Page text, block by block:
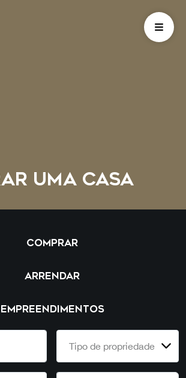
UMA CASA
COMPRAR
ARRENDAR
EMPREENDIMENTOS
Tipo de propriedade